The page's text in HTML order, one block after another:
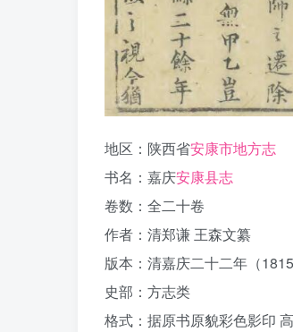
地区：陕西省安康市地方志
书名：嘉庆安康县志
卷数：全二十卷
作者：清郑谦 王森文纂
版本：清嘉庆二十二年（
史部：方志类
格式：据原书原貌彩色影印